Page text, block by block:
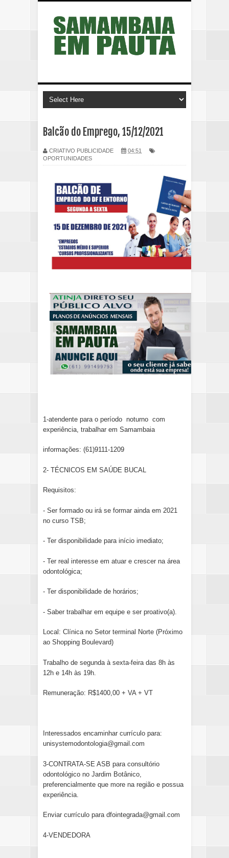
Balcão do Emprego, 15/12/2021
CRIATIVO PUBLICIDADE
04:51
OPORTUNIDADES
1-atendente para o período noturno com
experiência, trabalhar em Samambaia
informações: (61)9111-1209
2- TÉCNICOS EM SAÚDE BUCAL
Requisitos:
- Ser formado ou irá se formar ainda em 2021
no curso TSB;
- Ter disponibilidade para início imediato;
- Ter real interesse em atuar e crescer na área
odontológica;
- Ter disponibilidade de horários;
- Saber trabalhar em equipe e ser proativo(a).
Local: Clínica no Setor terminal Norte (Próximo
ao Shopping Boulevard)
Trabalho de segunda à sexta-feira das 8h às
12h e 14h às 19h.
Remuneração: R$1400,00 + VA + VT
Interessados encaminhar currículo para:
unisystemodontologia@gmail.com
3-CONTRATA-SE ASB para consultório
odontológico no Jardim Botânico,
preferencialmente que more na região e possua
experiência.
Enviar currículo para dfointegrada@gmail.com
4-VENDEDORA